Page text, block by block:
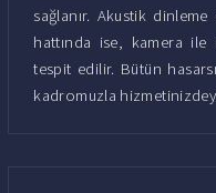
sağlanır. Akustik
hattında ise, kamera
tespit edilir. Bütün
kadromuzla